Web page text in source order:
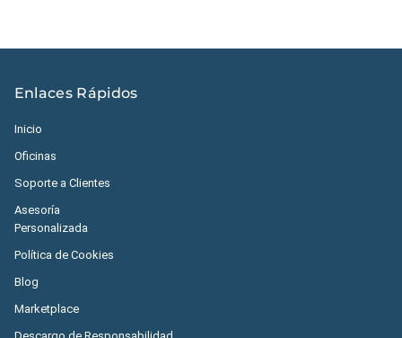
Enlaces Rápidos
Inicio
Oficinas
Soporte a Clientes
Asesoría
Personalizada
Política de Cookies
Blog
Marketplace